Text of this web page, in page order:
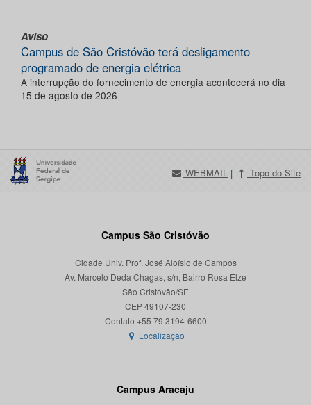
Aviso
Campus de São Cristóvão terá desligamento
programado de energia elétrica
A interrupção do fornecimento de energia acontecerá no dia
15 de agosto de 2026
WEBMAIL | Topo do Site
Campus São Cristóvão
Cidade Univ. Prof. José Aloísio de Campos
Av. Marcelo Deda Chagas, s/n, Bairro Rosa Elze
São Cristóvão/SE
CEP 49107-230
Localização
Campus Aracaju